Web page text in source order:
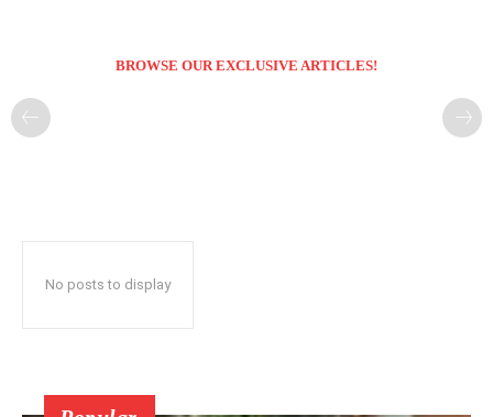
BROWSE OUR EXCLUSIVE ARTICLES!
No posts to display